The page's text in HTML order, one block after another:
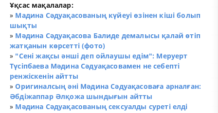
Ұқсас мақалалар:
» Мадина Сәдуақасованың күйеуі өзінен кіші болып
шықты
» Мәдина Сәдуақасова Балиде демалысы қалай өтіп
жатқанын көрсетті (фото)
» "Сені жақсы әнші деп ойлаушы едім": Меруерт
Түсіпбаева Мәдина Сәдуақасовамен не себепті
ренжіскенін айтты
»Оригиналсың әні Мәдина Сәдуақасоваға арналған:
Әбдіжаппар Әлқожа шындығын айтты
» Мәдина Сәдуақасованың сексуалды суреті елді